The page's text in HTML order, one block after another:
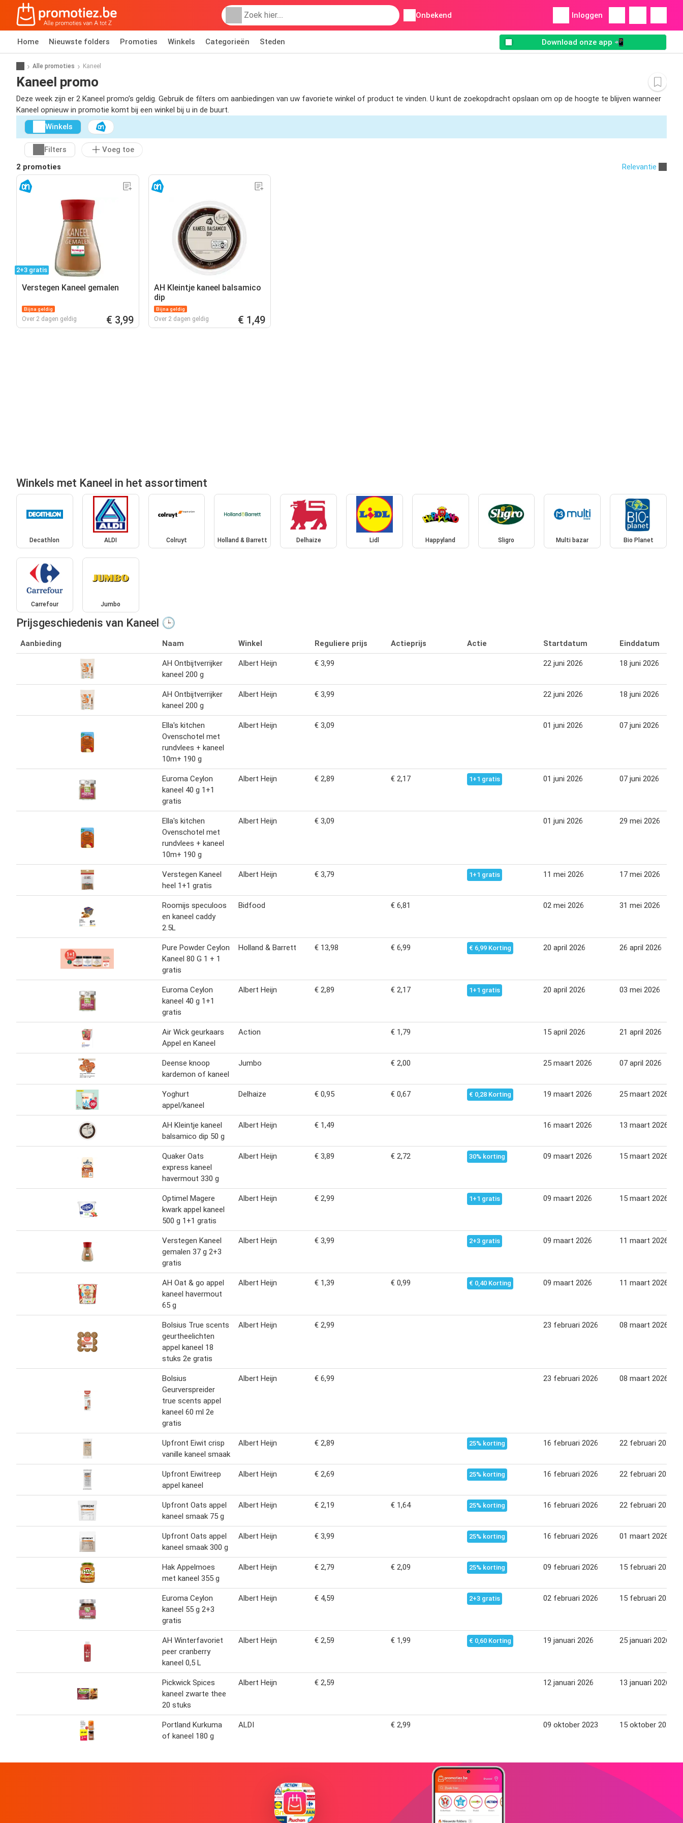
Onbekend Inloggen
Home Nieuwste folders Promoties Winkels Categorieën Steden Download onze app 📲
Alle promoties Kaneel
Kaneel promo
Deze week zijn er 2 Kaneel promo’s geldig. Gebruik de filters om aanbiedingen van uw favoriete winkel of product te vinden. U kunt de zoekopdracht opslaan om op de hoogte te blijven wanneer
Kaneel opnieuw in promotie komt bij een winkel bij u in de buurt.
Winkels
Filters
Voeg toe
2 promoties
Relevantie
2+3 gratis
Verstegen Kaneel gemalen
Bijna geldig
Over 2 dagen geldig € 3,99
AH Kleintje kaneel balsamico
dip
Bijna geldig
Over 2 dagen geldig € 1,49
Winkels met Kaneel in het assortiment
Decathlon ALDI Colruyt Holland & Barrett Delhaize Lidl Happyland Sligro Multi bazar Bio Planet
Carrefour Jumbo
Prijsgeschiedenis van Kaneel 🕒
Aanbieding Naam Winkel Reguliere prijs Actieprijs Actie Startdatum Einddatum
AH Ontbijtverrijker
kaneel 200 g
Albert Heijn € 3,99 22 juni 2026 18 juni 2026
AH Ontbijtverrijker
kaneel 200 g
Albert Heijn € 3,99 22 juni 2026 18 juni 2026
Ella's kitchen
Ovenschotel met
rundvlees + kaneel
10m+ 190 g
Albert Heijn € 3,09 01 juni 2026 07 juni 2026
Euroma Ceylon
kaneel 40 g 1+1
gratis
Albert Heijn € 2,89 € 2,17 1+1 gratis 01 juni 2026 07 juni 2026
Ella's kitchen
Ovenschotel met
rundvlees + kaneel
10m+ 190 g
Albert Heijn € 3,09 01 juni 2026 29 mei 2026
Verstegen Kaneel
heel 1+1 gratis
Albert Heijn € 3,79 1+1 gratis 11 mei 2026 17 mei 2026
Roomijs speculoos
en kaneel caddy
2.5L
Bidfood € 6,81 02 mei 2026 31 mei 2026
Pure Powder Ceylon
Kaneel 80 G 1 + 1
gratis
Holland & Barrett € 13,98 € 6,99 € 6,99 Korting 20 april 2026 26 april 2026
Euroma Ceylon
kaneel 40 g 1+1
gratis
Albert Heijn € 2,89 € 2,17 1+1 gratis 20 april 2026 03 mei 2026
Air Wick geurkaars
Appel en Kaneel
Action € 1,79 15 april 2026 21 april 2026
Deense knoop
kardemon of kaneel
Jumbo € 2,00 25 maart 2026 07 april 2026
Yoghurt
appel/kaneel
Delhaize € 0,95 € 0,67 € 0,28 Korting 19 maart 2026 25 maart 2026
AH Kleintje kaneel
balsamico dip 50 g
Albert Heijn € 1,49 16 maart 2026 13 maart 2026
Quaker Oats
express kaneel
havermout 330 g
Albert Heijn € 3,89 € 2,72 30% korting 09 maart 2026 15 maart 2026
Optimel Magere
kwark appel kaneel
500 g 1+1 gratis
Albert Heijn € 2,99 1+1 gratis 09 maart 2026 15 maart 2026
Verstegen Kaneel
gemalen 37 g 2+3
gratis
Albert Heijn € 3,99 2+3 gratis 09 maart 2026 11 maart 2026
AH Oat & go appel
kaneel havermout
65 g
Albert Heijn € 1,39 € 0,99 € 0,40 Korting 09 maart 2026 11 maart 2026
Bolsius True scents
geurtheelichten
appel kaneel 18
stuks 2e gratis
Albert Heijn € 2,99 23 februari 2026 08 maart 2026
Bolsius
Geurverspreider
true scents appel
kaneel 60 ml 2e
gratis
Albert Heijn € 6,99 23 februari 2026 08 maart 2026
Upfront Eiwit crisp
vanille kaneel smaak
Albert Heijn € 2,89 25% korting 16 februari 2026 22 februari 2026
Upfront Eiwitreep
appel kaneel
Albert Heijn € 2,69 25% korting 16 februari 2026 22 februari 2026
Upfront Oats appel
kaneel smaak 75 g
Albert Heijn € 2,19 € 1,64 25% korting 16 februari 2026 22 februari 2026
Upfront Oats appel
kaneel smaak 300 g
Albert Heijn € 3,99 25% korting 16 februari 2026 01 maart 2026
Hak Appelmoes
met kaneel 355 g
Albert Heijn € 2,79 € 2,09 25% korting 09 februari 2026 15 februari 2026
Euroma Ceylon
kaneel 55 g 2+3
gratis
Albert Heijn € 4,59 2+3 gratis 02 februari 2026 15 februari 2026
AH Winterfavoriet
peer cranberry
kaneel 0,5 L
Albert Heijn € 2,59 € 1,99 € 0,60 Korting 19 januari 2026 25 januari 2026
Pickwick Spices
kaneel zwarte thee
20 stuks
Albert Heijn € 2,59 12 januari 2026 13 januari 2026
Portland Kurkuma
of kaneel 180 g
ALDI € 2,99 09 oktober 2023 15 oktober 2023